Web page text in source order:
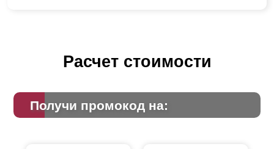
Расчет стоимости
Получи промокод на: